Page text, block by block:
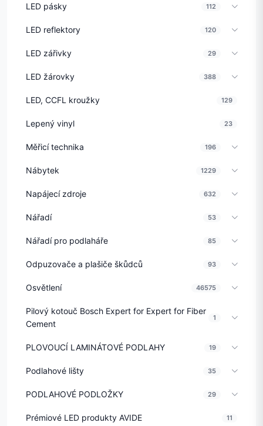
LED pásky 112
LED reflektory 120
LED zářivky 29
LED žárovky 388
LED, CCFL kroužky 129
Lepený vinyl 23
Měřicí technika 196
Nábytek 1229
Napájecí zdroje 632
Nářadí 53
Nářadí pro podlaháře 85
Odpuzovače a plašiče škůdců 93
Osvětlení 46575
Pilový kotouč Bosch Expert for Expert for Fiber
Cement
1
PLOVOUCÍ LAMINÁTOVÉ PODLAHY 19
Podlahové lišty 35
PODLAHOVÉ PODLOŽKY 29
Prémiové LED produkty AVIDE 11